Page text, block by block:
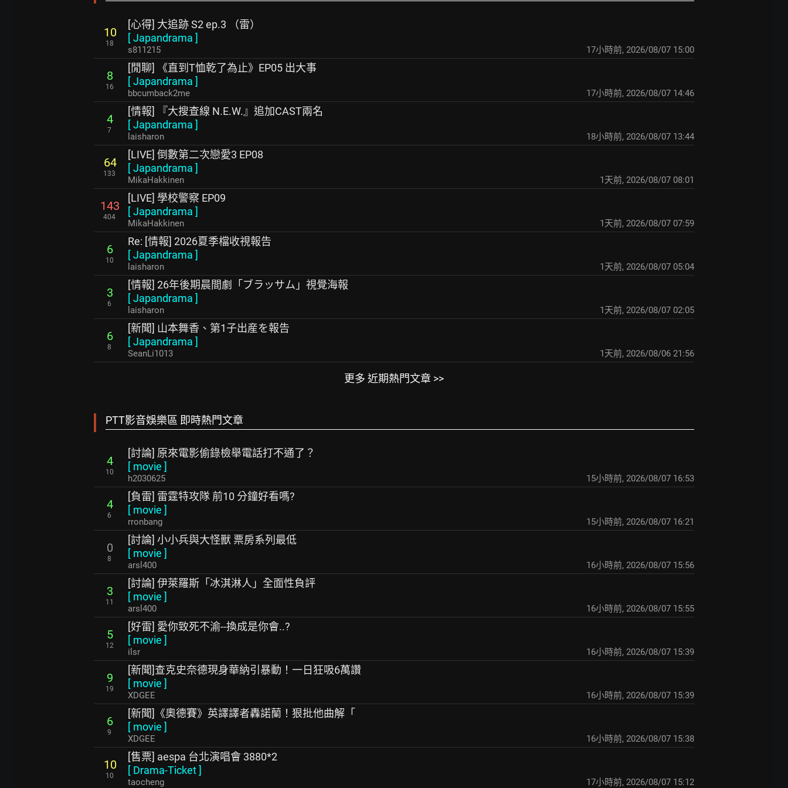
10
18
[心得] 大追跡 S2 ep.3 （雷）
[Japandrama ]
s811215 17小時前, 2026/08/07 15:00
8
16
[閒聊] 《直到T恤乾了為止》EP05 出大事
[Japandrama ]
bbcumback2me 17小時前, 2026/08/07 14:46
4
7
[情報] 『大搜查線 N.E.W.』追加CAST兩名
[Japandrama ]
laisharon 18小時前, 2026/08/07 13:44
64
133
[LIVE] 倒數第二次戀愛3 EP08
[Japandrama ]
MikaHakkinen 1天前, 2026/08/07 08:01
143
404
[LIVE] 學校警察 EP09
[Japandrama ]
MikaHakkinen 1天前, 2026/08/07 07:59
6
10
Re: [情報] 2026夏季檔收視報告
[Japandrama ]
laisharon 1天前, 2026/08/07 05:04
3
6
[情報] 26年後期晨間劇「ブラッサム」視覺海報
[Japandrama ]
laisharon 1天前, 2026/08/07 02:05
6
8
[新聞] 山本舞香、第1子出産を報告
[Japandrama ]
SeanLi1013 1天前, 2026/08/06 21:56
更多 近期熱門文章 >>
PTT影音娛樂區 即時熱門文章
4
10
[討論] 原來電影偷錄檢舉電話打不通了？
[ movie ]
h2030625 15小時前, 2026/08/07 16:53
4
6
[負雷] 雷霆特攻隊 前10 分鐘好看嗎?
[ movie ]
rronbang 15小時前, 2026/08/07 16:21
0
8
[討論] 小小兵與大怪獸 票房系列最低
[ movie ]
arsl400 16小時前, 2026/08/07 15:56
3
11
[討論] 伊萊羅斯「冰淇淋人」全面性負評
[ movie ]
arsl400 16小時前, 2026/08/07 15:55
5
12
[好雷] 愛你致死不渝--換成是你會..?
[ movie ]
ilsr 16小時前, 2026/08/07 15:39
9
19
[新聞]查克史奈德現身華納引暴動！一日狂吸6萬讚
[ movie ]
XDGEE 16小時前, 2026/08/07 15:39
6
9
[新聞]《奧德賽》英譯譯者轟諾蘭！狠批他曲解「
[ movie ]
XDGEE 16小時前, 2026/08/07 15:38
10
10
[售票] aespa 台北演唱會 3880*2
[ Drama-Ticket]
taocheng 17小時前, 2026/08/07 15:12